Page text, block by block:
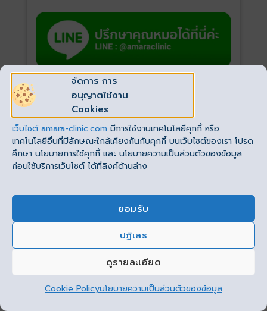
จัดการ การ
อนุญาตใช้งาน
Cookies
เว็บไซต์amara-clinic.com มีการใช้งานเทคโนโลยีคุกกี้ หรือ
เทคโนโลยีอื่นที่มีลักษณะใกล้เคียงกันกับคุกกี้ บนเว็บไซต์ของเรา โปรด
ศึกษา นโยบายการใช้คุกกี้ และ นโยบายความเป็นส่วนตัวของข้อมูล
ก่อนใช้บริการเว็บไซต์ ได้ที่ลิงค์ด้านล่าง
ยอมรับ
ปฏิเสธ
ดูรายละเอียด
Cookie Policyนโยบายความเป็นส่วนตัวของข้อมูล
แพทย์ผู้สอนดูดไขมัน Water-jet
นพ. วิษณุ เฮ้งสวัสดิ์ (หมอไอซ์)
This site uses cookies to offer you a better browsing
experience. By browsing this website, you agree to our
use of cookies.
ยอมรับ